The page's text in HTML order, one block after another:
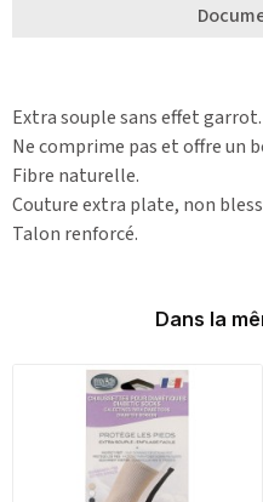
Extra souple sans effet
Ne comprime pas et offre un
Fibre naturelle.
Couture extra plate, non
Talon renforcé.
Dans la